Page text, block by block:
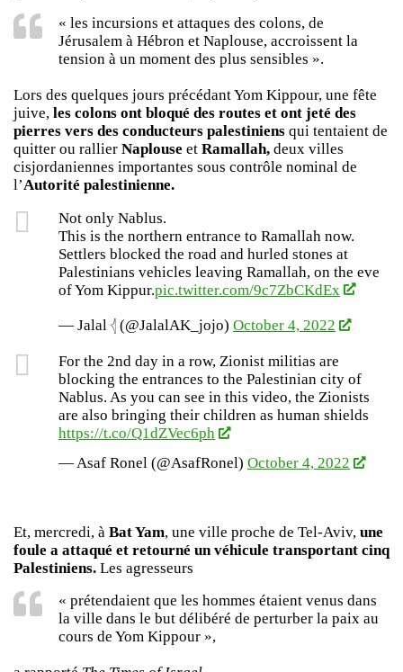
« les incursions et attaques des colons, de
Jérusalem à Hébron et Naplouse, accroissent la
tension à un moment des plus sensibles ».
Lors des quelques jours précédant Yom Kippour, une fête
juive, les colons ont bloqué des routes et ont jeté des
pierres vers des conducteurs palestiniens qui tentaient de
quitter ou rallier Naplouse et Ramallah, deux villes
cisjordaniennes importantes sous contrôle nominal de
l’Autorité palestinienne.
Not only Nablus.
This is the northern entrance to Ramallah now.
Settlers blocked the road and hurled stones at
Palestinians vehicles leaving Ramallah, on the eve
of Yom Kippur.pic.twitter.com/9c7ZbCKdEx
— Jalal 𓂆 (@JalalAK_jojo) October 4, 2022
For the 2nd day in a row, Zionist militias are
blocking the entrances to the Palestinian city of
Nablus. As you can see in this video, the Zionists
are also bringing their children as human shields
https://t.co/Q1dZVec6ph
— Asaf Ronel (@AsafRonel) October 4, 2022
Et, mercredi, à Bat Yam, une ville proche de Tel-Aviv, une
foule a attaqué et retourné un véhicule transportant cinq
Palestiniens. Les agresseurs
« prétendaient que les hommes étaient venus dans
la ville dans le but délibéré de perturber la paix au
cours de Yom Kippour »,